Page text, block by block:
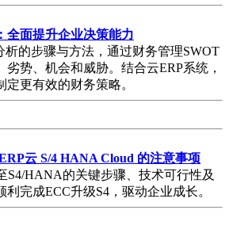
全面提升企业决策能力
析的步骤与方法，通过财务管理SWOT
势、机会和威胁。结合云ERP系统，
更有效的财务策略。
云 S/4 HANA Cloud 的注意事项
S4/HANA的关键步骤、技术可行性及
完成ECC升级S4，驱动企业成长。